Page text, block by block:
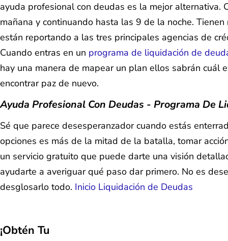
ayuda profesional con deudas es la mejor
mañana y continuando hasta las 9 de la noche.
están reportando a las tres principales agencias de
Cuando entras en un programa de liquidación de
hay una manera de mapear un plan ellos sabrán cuál
encontrar paz de nuevo.
Ayuda Profesional Con Deudas - Programa De
Sé que parece desesperanzador cuando estás
opciones es más de la mitad de la batalla, tomar
un servicio gratuito que puede darte una visión
ayudarte a averiguar qué paso dar primero. No es
desglosarlo todo. Inicio Liquidación de Deudas
¡Obtén Tu